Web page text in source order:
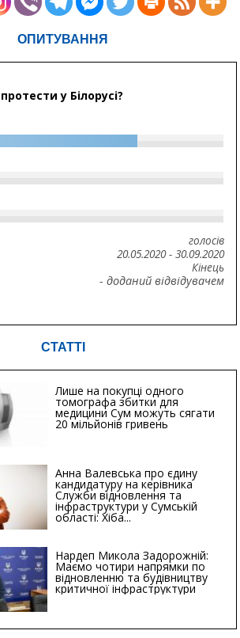
ОПИТУВАННЯ
у Білорусі?
голосів
20.05.2020- 30.09.2020
Кінець
- доданий відвідувачем
СТАТТІ
Лише на покупці одного
томографа збитки для
медицини Сум можуть сягати
20 мільйонів гривень
Анна Валевська про єдину
кандидатуру на керівника
Служби відновлення та
інфраструктури у Сумській
області: Хіба...
Нардеп Микола Задорожній:
Маємо чотири напрямки по
відновленню та будівництву
критичної інфраструктури